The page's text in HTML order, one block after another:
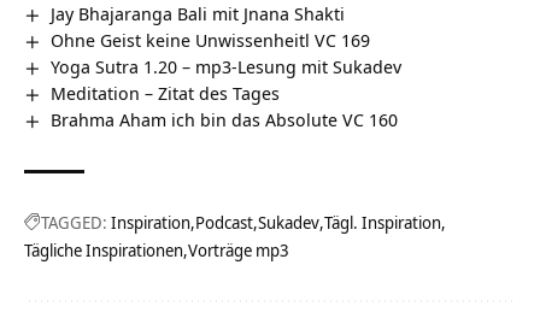
Jay Bhajaranga Bali mit Jnana Shakti
Ohne Geist keine Unwissenheitl VC 169
Yoga Sutra 1.20 – mp3-Lesung mit Sukadev
Meditation – Zitat des Tages
Brahma Aham ich bin das Absolute VC 160
TAGGED: Inspiration Podcast Sukadev Tägl. Inspiration
Tägliche Inspirationen Vorträge mp3